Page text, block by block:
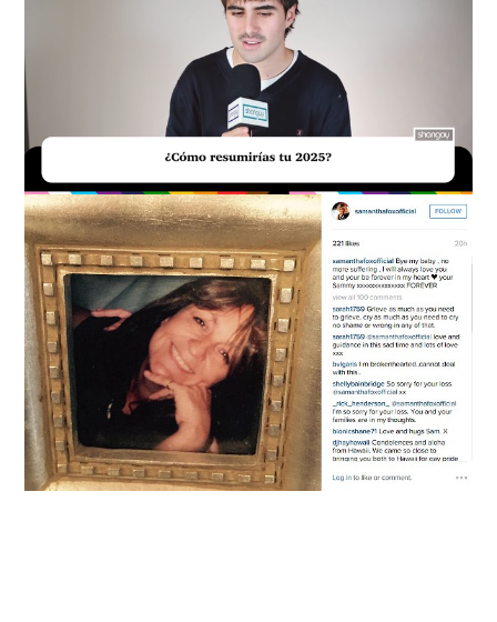
Unmute Loaded:
29.51%